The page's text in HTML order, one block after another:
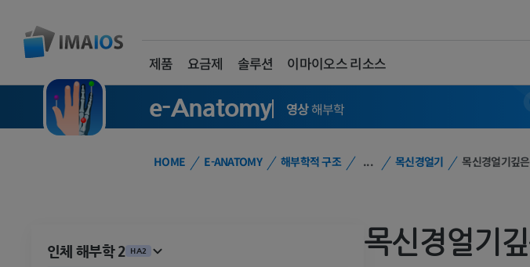
제품 요금제 솔루션 이마이오스 리소스
e-Anatomy 영상해부학
HOME E-ANATOMY 해부학적 구조 ... 목신경얼기 목신경얼기깊
인체 해부학 2 HA2 목신경얼기